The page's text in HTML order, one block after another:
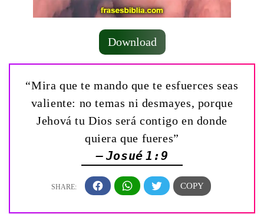
Download
“Mira que te mando que te esfuerces seas
valiente: no temas ni desmayes, porque
Jehová tu Dios será contigo en donde
quiera que fueres”
— Josué 1:9